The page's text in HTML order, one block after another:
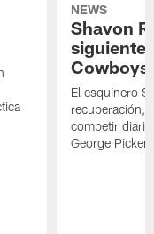
NEWS
Shavon
siguiente
Cowboys
El esquinero
recuperación,
competir
George